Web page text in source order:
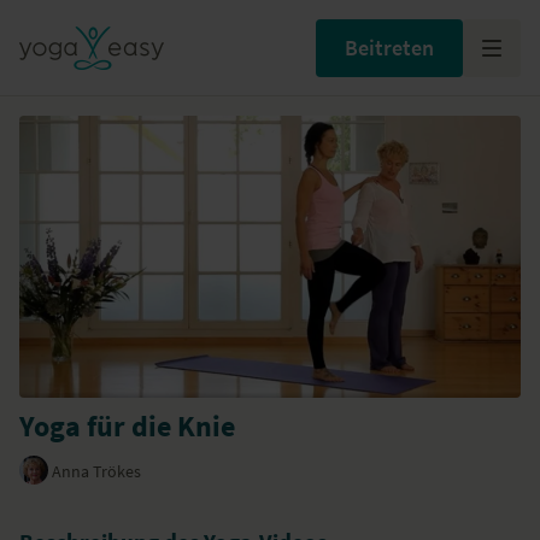
Beitreten
Yoga für die Knie
Anna Trökes